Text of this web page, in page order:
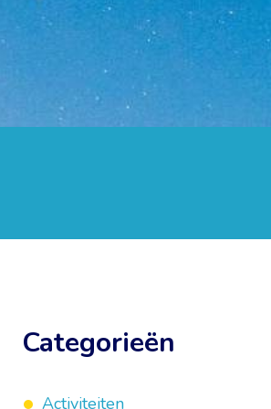
Categorieën
Activiteiten